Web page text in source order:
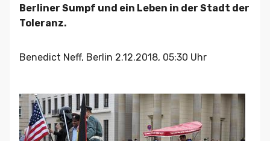
Berliner Sumpf und ein Leben in der Stadt der
Toleranz.
Benedict Neff, Berlin 2.12.2018, 05:30 Uhr